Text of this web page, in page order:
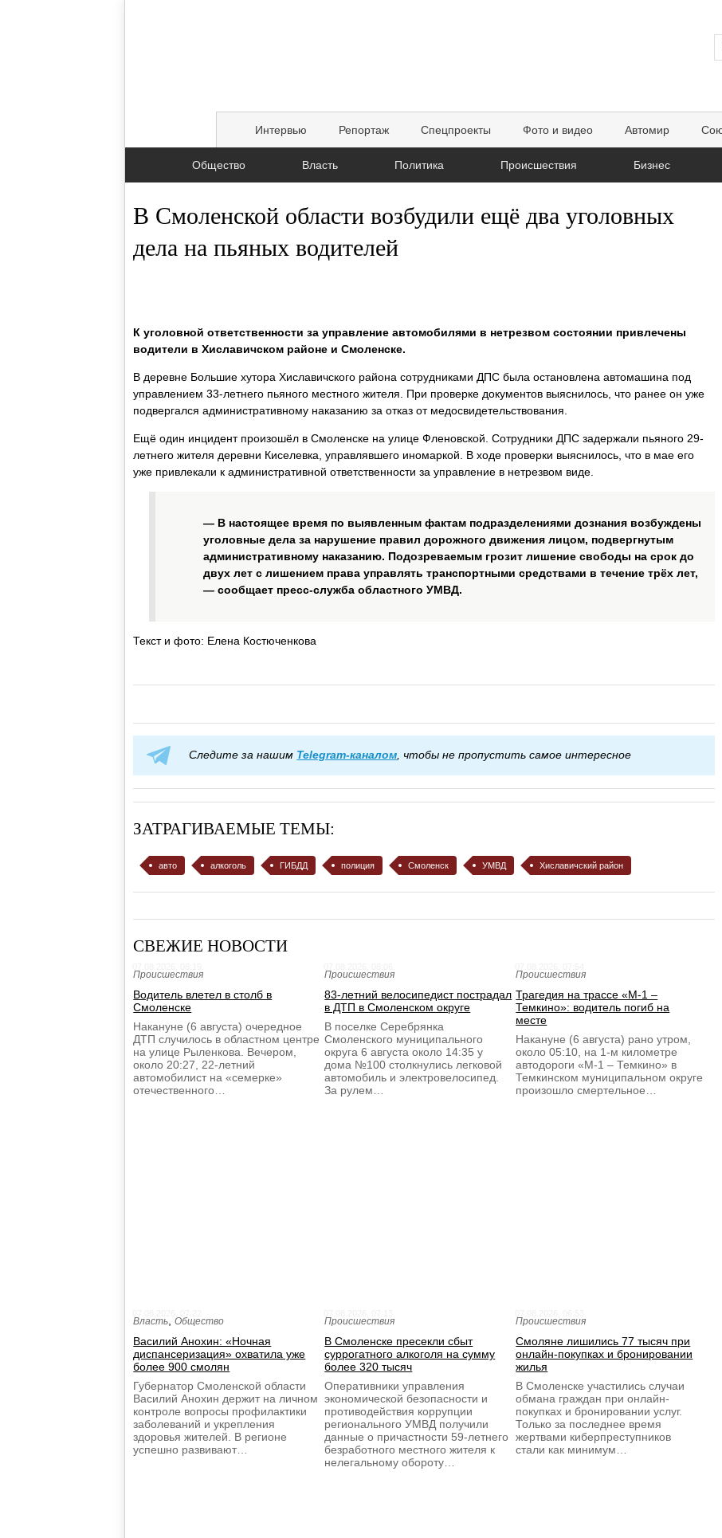
Интервью Репортаж Спецпроекты Фото и видео Автомир
Общество Власть Политика Происшествия Бизнес
В Смоленской области возбудили ещё два уголовных
дела на пьяных водителей
К уголовной ответственности за управление автомобилями в нетрезвом состоянии привлечены
водители в Хиславичском районе и Смоленске.
В деревне Большие хутора Хиславичского района сотрудниками ДПС была остановлена автомашина под
управлением 33-летнего пьяного местного жителя. При проверке документов выяснилось, что ранее он уже
подвергался административному наказанию за отказ от медосвидетельствования.
Ещё один инцидент произошёл в Смоленске на улице Фленовской. Сотрудники ДПС задержали пьяного 29-
летнего жителя деревни Киселевка, управлявшего иномаркой. В ходе проверки выяснилось, что в мае его
уже привлекали к административной ответственности за управление в нетрезвом виде.
— В настоящее время по выявленным фактам подразделениями дознания возбуждены
уголовные дела за нарушение правил дорожного движения лицом, подвергнутым
административному наказанию. Подозреваемым грозит лишение свободы на срок до
двух лет с лишением права управлять транспортными средствами в течение трёх лет,
— сообщает пресс-служба областного УМВД.
Текст и фото: Елена Костюченкова
Следите за нашим Telegram-каналом , чтобы не пропустить самое интересное
ЗАТРАГИВАЕМЫЕ ТЕМЫ:
авто алкоголь ГИБДД полиция Смоленск УМВД Хиславичский район
СВЕЖИЕ НОВОСТИ
Происшествия
Водитель влетел в столб в
Смоленске
Накануне (6 августа) очередное
ДТП случилось в областном центре
на улице Рыленкова. Вечером,
около 20:27, 22-летний
автомобилист на «семерке»
отечественного…
Происшествия
83-летний велосипедист пострадал
в ДТП в Смоленском округе
В поселке Серебрянка
Смоленского муниципального
округа 6 августа около 14:35 у
дома №100 столкнулись легковой
автомобиль и электровелосипед.
За рулем…
Происшествия
Трагедия на трассе «М-1 –
Темкино»: водитель погиб на
месте
Накануне (6 августа) рано утром,
около 05:10, на 1-м километре
автодороги «М-1 – Темкино» в
Темкинском муниципальном округе
произошло смертельное…
Власть ,Общество
Василий Анохин: «Ночная
диспансеризация» охватила уже
более 900 смолян
Губернатор Смоленской области
Василий Анохин держит на личном
контроле вопросы профилактики
заболеваний и укрепления
здоровья жителей. В регионе
успешно развивают…
Происшествия
В Смоленске пресекли сбыт
суррогатного алкоголя на сумму
более 320 тысяч
Оперативники управления
экономической безопасности и
противодействия коррупции
регионального УМВД получили
данные о причастности 59-летнего
безработного местного жителя к
нелегальному обороту…
Происшествия
Смоляне лишились 77 тысяч при
онлайн-покупках и бронировании
жилья
В Смоленске участились случаи
обмана граждан при онлайн-
покупках и бронировании услуг.
Только за последнее время
жертвами киберпреступников
стали как минимум…